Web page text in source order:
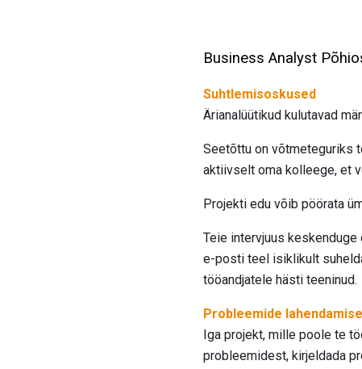
Business Analyst
Suhtlemisoskused
Ärianalüütikud kulutavad
Seetõttu on võtmeteguriks
aktiivselt oma kolleege, et
Projekti edu võib pöörata
Teie intervjuus
e-posti teel isiklikult
tööandjatele hästi teeninud.
Probleemide
Iga projekt, mille poole te
probleemidest, kirjeldada